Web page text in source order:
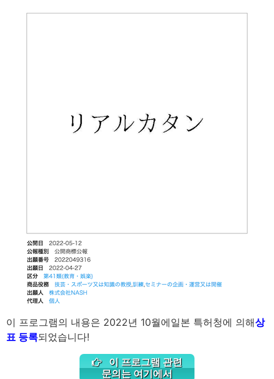
이 프로그램의 내용은 2022년 10월에일본 특허청에 의해상
표 등록되었습니다!
이 프로그램 관련
문의는 여기에서